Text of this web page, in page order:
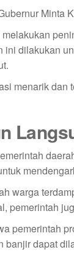
ini dilakukan
menarik
warga
pemerintah
pemerintah
banjir dapat